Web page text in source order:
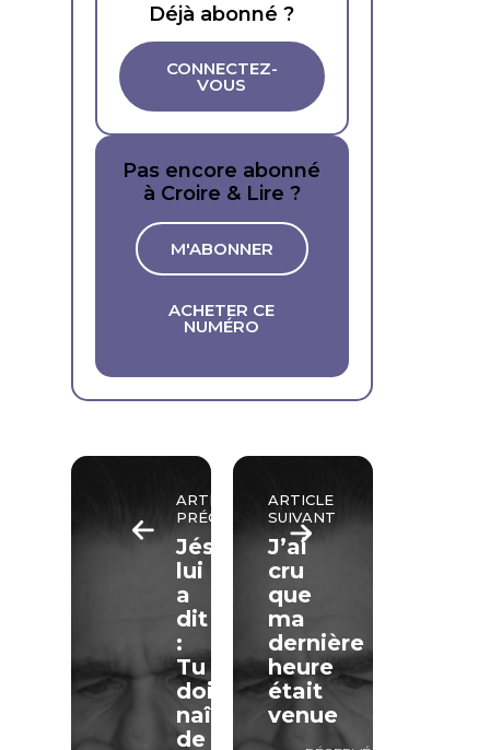
Déjà abonné ?
CONNECTEZ-
VOUS
Pas encore abonné
à Croire & Lire ?
M'ABONNER
ACHETER CE
NUMÉRO
ARTICLE
PRÉCÉDENT
Jésus
lui
a
dit
:
Tu
dois
naître
de
ARTICLE
SUIVANT
J’ai
cru
que
ma
dernière
heure
était
venue